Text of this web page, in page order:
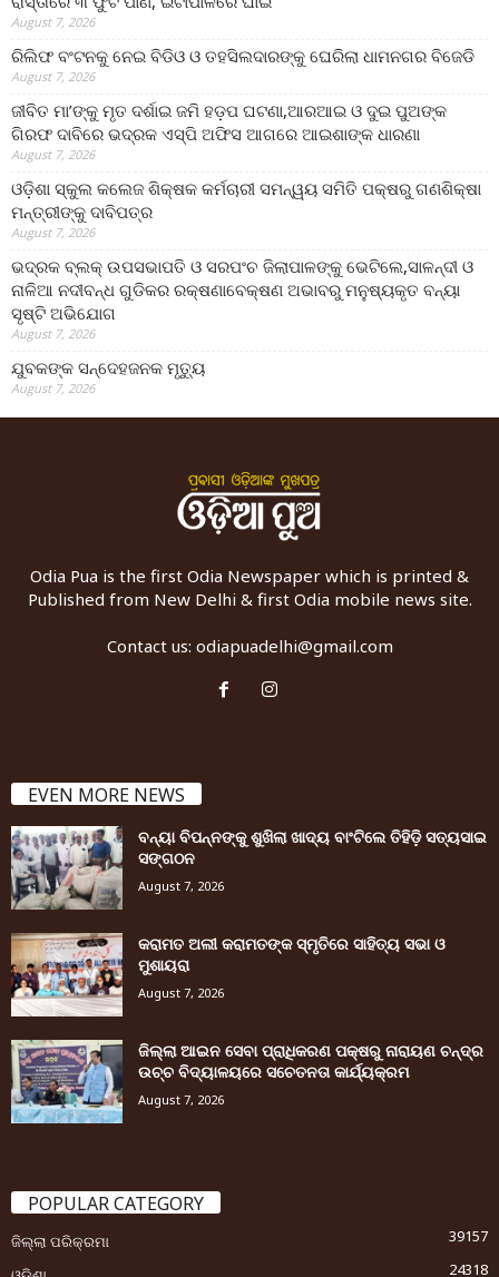
August 7, 2026
ରିଲିଫ ବଂଟନକୁ ନେଇ ବିଡିଓ ଓ ତହସିଲଦାରଙ୍କୁ ଘେରିଲା ଧାମନଗର ବିଜେଡି
August 7, 2026
ଜୀବିତ ମା’ଙ୍କୁ ମୃତ ଦର୍ଶାଇ ଜମି ହଡ଼ପ ଘଟଣା,ଆରଆଇ ଓ ଦୁଇ ପୁଅଙ୍କ
ଗିରଫ ଦାବିରେ ଭଦ୍ରକ ଏସ୍‌ପି ଅଫିସ ଆଗରେ ଆଇଶାଙ୍କ ଧାରଣା
August 7, 2026
ଓଡ଼ିଶା ସ୍କୁଲ କଲେଜ ଶିକ୍ଷକ କର୍ମଚାରୀ ସମନ୍ୱୟ ସମିତି ପକ୍ଷରୁ ଗଣଶିକ୍ଷା
ମନ୍ତ୍ରୀଙ୍କୁ ଦାବିପତ୍ର
August 7, 2026
ଭଦ୍ରକ ବ୍ଲକ୍ ଉପସଭାପତି ଓ ସରପଂଚ ଜିଲାପାଳଙ୍କୁ ଭେଟିଲେ,ସାଳନ୍ଦୀ ଓ
ନାଳିଆ ନଦୀବନ୍ଧ ଗୁଡିକର ରକ୍ଷଣାବେକ୍ଷଣ ଅଭାବରୁ ମନୁଷ୍ୟକୃତ ବନ୍ୟା
ସୃଷ୍ଟି ଅଭିଯୋଗ
August 7, 2026
ଯୁବକଙ୍କ ସନ୍ଦେହଜନକ ମୃତ୍ୟୁ
August 7, 2026
Odia Pua is the first Odia Newspaper which is printed &
Published from New Delhi & first Odia mobile news site.
Contact us: odiapuadelhi@gmail.com
EVEN MORE NEWS
ବନ୍ୟା ବିପନ୍ନଙ୍କୁ ଶୁଖିଲା ଖାଦ୍ୟ ବାଂଟିଲେ ତିହିଡି଼ ସତ୍ୟସାଇ
ସଙ୍ଗଠନ
August 7, 2026
କରାମତ ଅଲୀ କରାମତଙ୍କ ସ୍ମୃତିରେ ସାହିତ୍ୟ ସଭା ଓ
ମୁଶାୟରା
August 7, 2026
ଜିଲ୍ଲା ଆଇନ ସେବା ପ୍ରାଧିକରଣ ପକ୍ଷରୁ ନାରାୟଣ ଚନ୍ଦ୍ର
ଉଚ୍ଚ ବିଦ୍ୟାଳୟରେ ସଚେତନତା କାର୍ଯ୍ୟକ୍ରମ
August 7, 2026
POPULAR CATEGORY
ଜିଲ୍ଲା ପରିକ୍ରମା
39157
24318